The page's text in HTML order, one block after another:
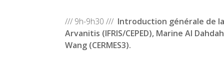
/// 9h-9h30 /// Introduction générale de
Arvanitis (IFRIS/CEPED), Marine Al
Wang (CERMES3).